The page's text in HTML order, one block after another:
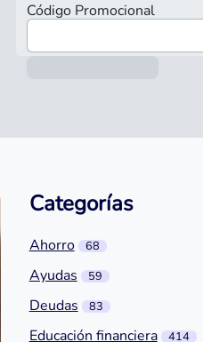
Código Promocional
Categorías
Ahorro 68
Ayudas 59
Deudas 83
Educación financiera 414